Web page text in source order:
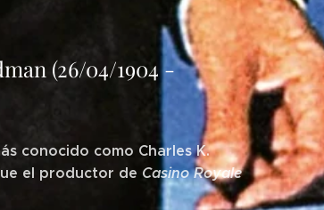
(26/04/1904 -
conocido como Charles K.
el productor de Casino Royale